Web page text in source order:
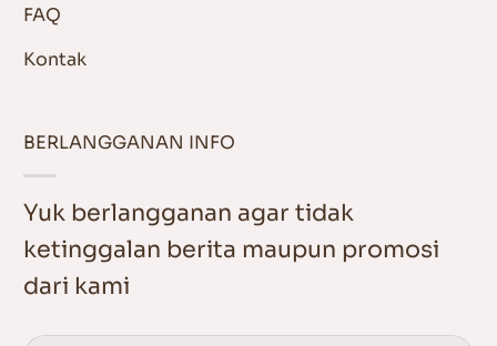
FAQ
Kontak
BERLANGGANAN INFO
Yuk berlangganan agar tidak
ketinggalan berita maupun promosi
dari kami